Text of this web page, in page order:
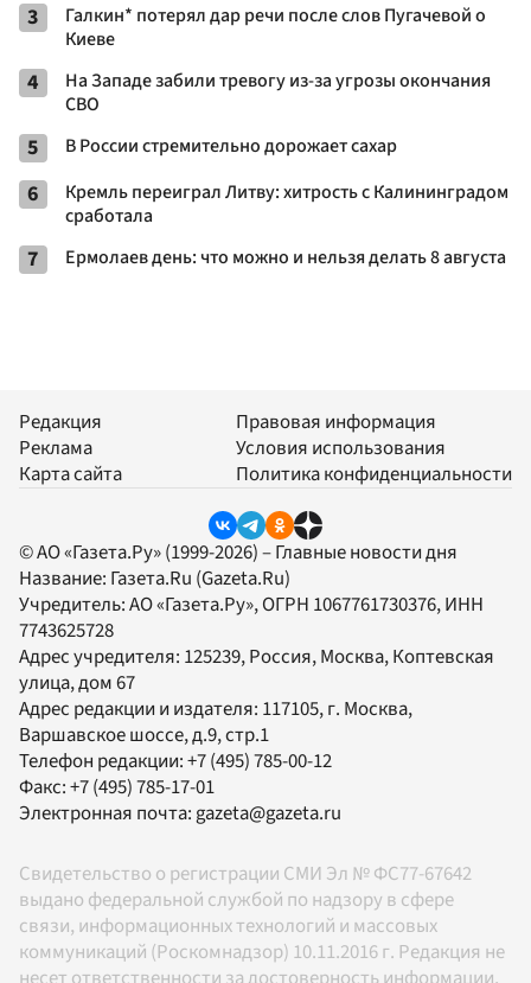
3
Галкин* потерял дар речи после слов Пугачевой о
Киеве
4
На Западе забили тревогу из-за угрозы окончания
СВО
5 В России стремительно дорожает сахар
6
Кремль переиграл Литву: хитрость с Калининградом
сработала
7 Ермолаев день: что можно и нельзя делать 8 августа
Редакция
Реклама
Карта сайта
Правовая информация
Условия использования
Политика конфиденциальности
© АО «Газета.Ру» (1999-2026) – Главные новости дня
Название: Газета.Ru (Gazeta.Ru)
Учредитель:АО «Газета.Ру», ОГРН 1067761730376, ИНН
7743625728
Адрес учредителя: 125239, Россия, Москва, Коптевская
улица, дом 67
Адрес редакции и издателя: 117105, г. Москва,
Варшавское шоссе, д.9, стр.1
Телефон редакции:+7 (495) 785-00-12
Факс:+7 (495) 785-17-01
Электронная почта:gazeta@gazeta.ru
Свидетельство о регистрации СМИ Эл № ФС77-67642
выдано федеральной службой по надзору в сфере
связи, информационных технологий и массовых
коммуникаций (Роскомнадзор) 10.11.2016 г. Редакция не